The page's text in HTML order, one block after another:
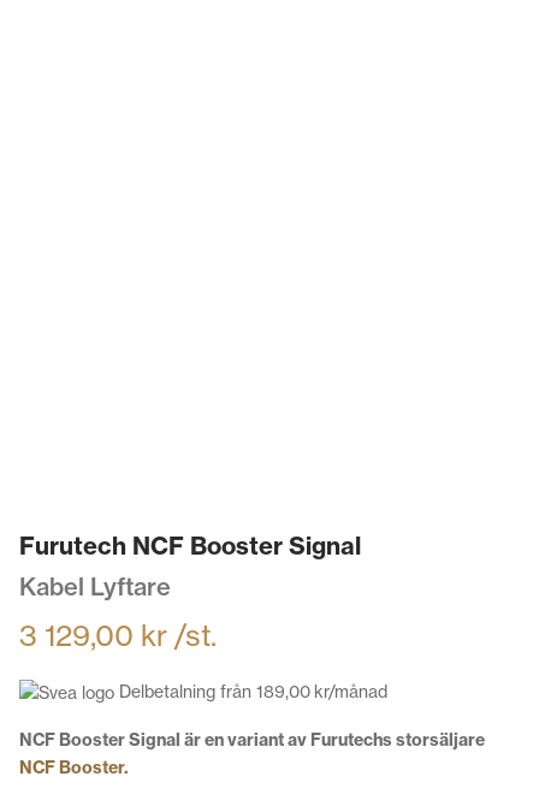
Furutech NCF Booster Signal
Kabel Lyftare
3 129,00 kr /st.
Delbetalning från 189,00 kr/månad
NCF Booster Signal är en variant av Furutechs storsäljare
NCF Booster.